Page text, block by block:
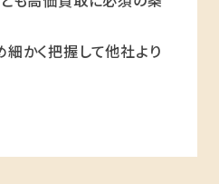
かく把握して他社より